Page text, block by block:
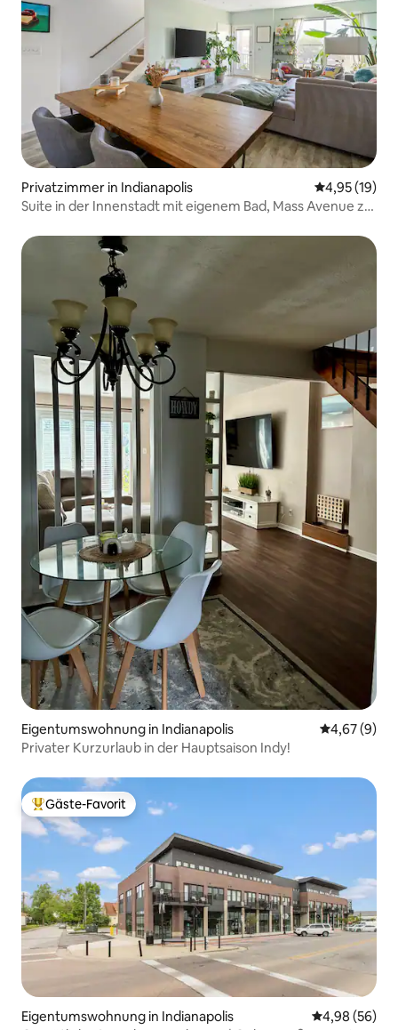
Privatzimmer in Indianapolis
4,95 (19)
Suite in der Innenstadt mit eigenem Bad, Mass Avenue zu
Eigentumswohnung in Indianapolis
4,67 (9)
Privater Kurzurlaub in der Hauptsaison Indy!
Beliebter Gäste-Favorit.
Gäste-Favorit
Eigentumswohnung in Indianapolis
4,98 (56)